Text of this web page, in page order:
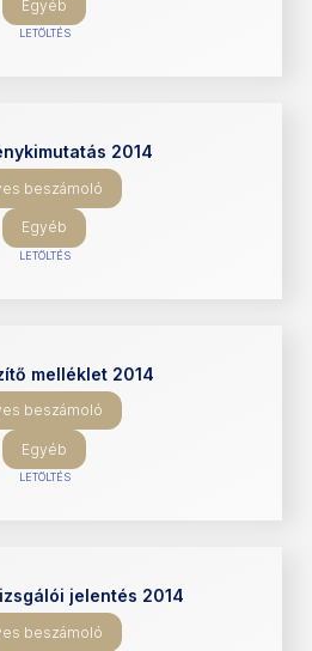
Egyéb
LETÖLTÉS
2014
beszámoló
Egyéb
LETÖLTÉS
melléklet 2014
beszámoló
Egyéb
LETÖLTÉS
jelentés 2014
beszámoló